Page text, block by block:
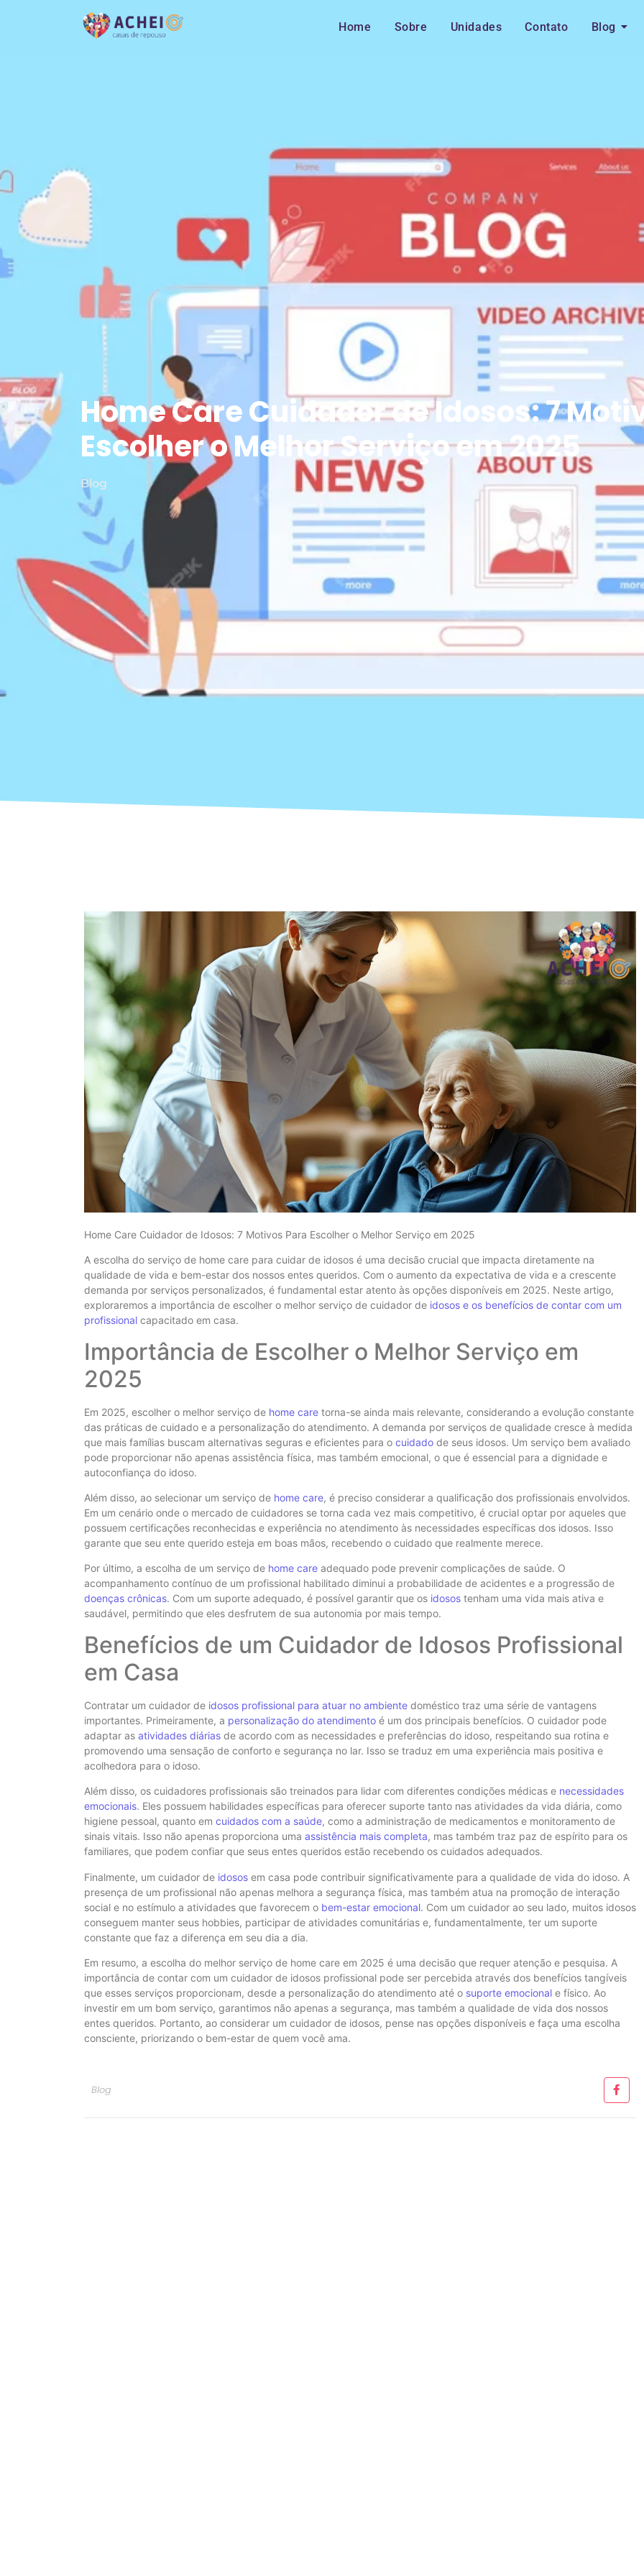
Home Sobre Unidades Contato Blog
Home Care Cuidador de Idosos: 7
Escolher o Melhor Serviço em 2025
Blog
Home Care Cuidador de Idosos: 7 Motivos Para Escolher o Melhor Serviço em 2025
A escolha do serviço de home care para cuidar de idosos é uma decisão crucial que impacta diretamente na
qualidade de vida e bem-estar dos nossos entes queridos. Com o aumento da expectativa de vida e a crescente
demanda por serviços personalizados, é fundamental estar atento às opções disponíveis em 2025. Neste artigo,
exploraremos a importância de escolher o melhor serviço de cuidador de idosos e os benefícios de contar com um
profissional capacitado em casa.
Importância de Escolher o Melhor Serviço em
2025
Em 2025, escolher o melhor serviço de home care torna-se ainda mais relevante, considerando a evolução constante
das práticas de cuidado e a personalização do atendimento. A demanda por serviços de qualidade cresce à medida
que mais famílias buscam alternativas seguras e eficientes para o cuidado de seus idosos. Um serviço bem avaliado
pode proporcionar não apenas assistência física, mas também emocional, o que é essencial para a dignidade e
autoconfiança do idoso.
Além disso, ao selecionar um serviço de home care, é preciso considerar a qualificação dos profissionais envolvidos.
Em um cenário onde o mercado de cuidadores se torna cada vez mais competitivo, é crucial optar por aqueles que
possuem certificações reconhecidas e experiência no atendimento às necessidades específicas dos idosos. Isso
garante que seu ente querido esteja em boas mãos, recebendo o cuidado que realmente merece.
Por último, a escolha de um serviço de home care adequado pode prevenir complicações de saúde. O
acompanhamento contínuo de um profissional habilitado diminui a probabilidade de acidentes e a progressão de
doenças crônicas. Com um suporte adequado, é possível garantir que os idosos tenham uma vida mais ativa e
saudável, permitindo que eles desfrutem de sua autonomia por mais tempo.
Benefícios de um Cuidador de Idosos Profissional
em Casa
Contratar um cuidador de idosos profissional para atuar no ambiente doméstico traz uma série de vantagens
importantes. Primeiramente, a personalização do atendimento é um dos principais benefícios. O cuidador pode
adaptar as atividades diárias de acordo com as necessidades e preferências do idoso, respeitando sua rotina e
promovendo uma sensação de conforto e segurança no lar. Isso se traduz em uma experiência mais positiva e
acolhedora para o idoso.
Além disso, os cuidadores profissionais são treinados para lidar com diferentes condições médicas e necessidades
emocionais. Eles possuem habilidades específicas para oferecer suporte tanto nas atividades da vida diária, como
higiene pessoal, quanto em cuidados com a saúde, como a administração de medicamentos e monitoramento de
sinais vitais. Isso não apenas proporciona uma assistência mais completa, mas também traz paz de espírito para os
familiares, que podem confiar que seus entes queridos estão recebendo os cuidados adequados.
Finalmente, um cuidador de idosos em casa pode contribuir significativamente para a qualidade de vida do idoso. A
presença de um profissional não apenas melhora a segurança física, mas também atua na promoção de interação
social e no estímulo a atividades que favorecem o bem-estar emocional. Com um cuidador ao seu lado, muitos idosos
conseguem manter seus hobbies, participar de atividades comunitárias e, fundamentalmente, ter um suporte
constante que faz a diferença em seu dia a dia.
Em resumo, a escolha do melhor serviço de home care em 2025 é uma decisão que requer atenção e pesquisa. A
importância de contar com um cuidador de idosos profissional pode ser percebida através dos benefícios tangíveis
que esses serviços proporcionam, desde a personalização do atendimento até o suporte emocional e físico. Ao
investir em um bom serviço, garantimos não apenas a segurança, mas também a qualidade de vida dos nossos
entes queridos. Portanto, ao considerar um cuidador de idosos, pense nas opções disponíveis e faça uma escolha
consciente, priorizando o bem-estar de quem você ama.
Blog